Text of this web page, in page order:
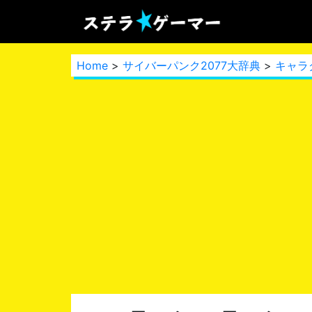
Home > サイバーパンク2077大辞典 > キャラ